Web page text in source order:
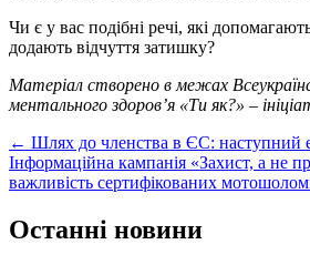
Чи є у вас подібні речі, які
додають відчуття затишку?
Матеріал створено в межах
ментального здоров’я «Ти як?» –
Post
navigation
← Шлях до членства в ЄС: наступний
Інформаційна кампанія «Захист, а не
важливість сертифікованих
Останні новини